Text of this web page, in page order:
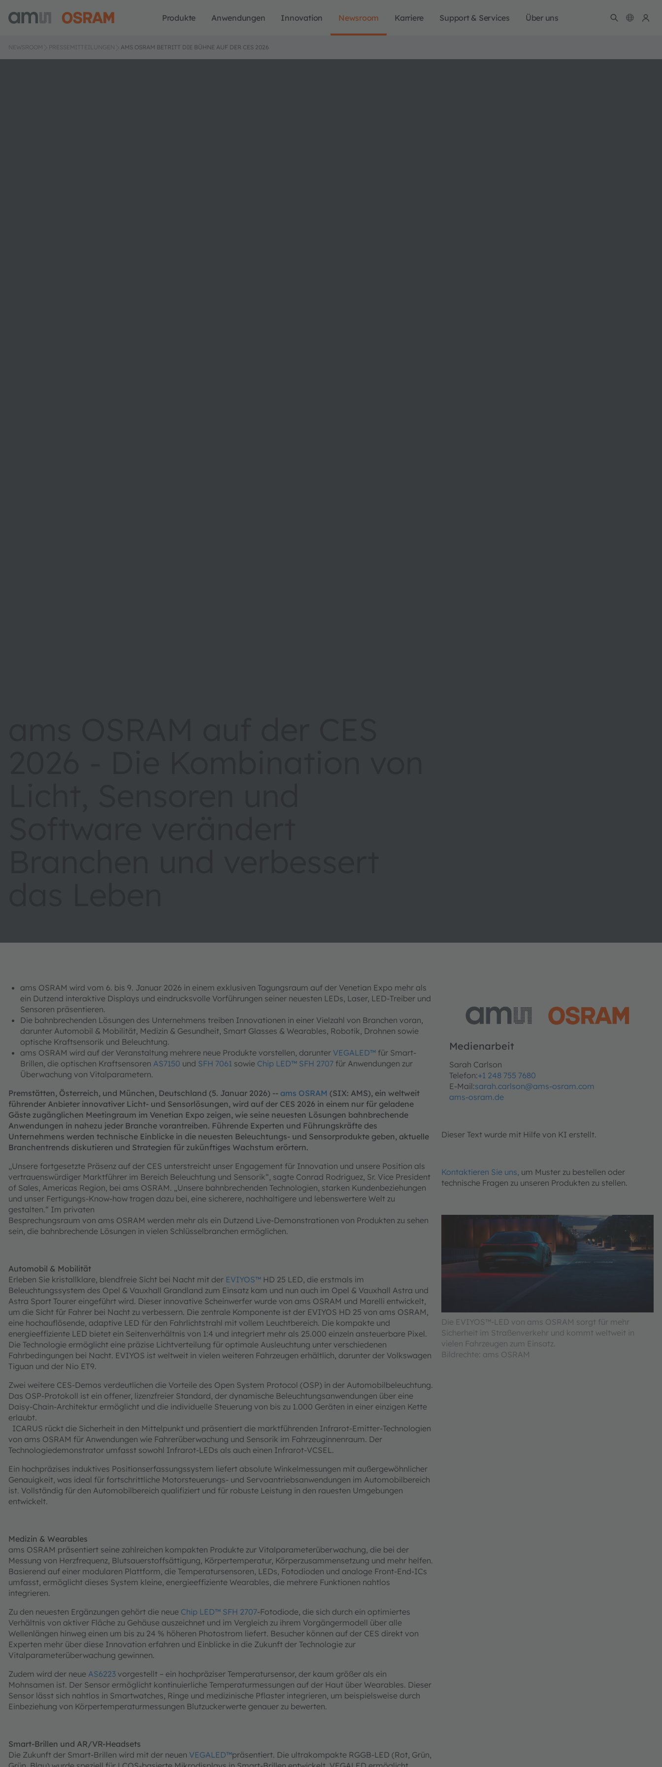
Produkte Anwendungen Innovation Newsroom Karriere Support & Services Über uns
NEWSROOM PRESSEMITTEILUNGEN AMS OSRAM BETRITT DIE BÜHNE AUF DER CES 2026
ams OSRAM wird vom 6. bis 9. Januar 2026 in einem exklusiven Tagungsraum auf der Venetian Expo mehr als
ein Dutzend interaktive Displays und eindrucksvolle Vorführungen seiner neuesten LEDs, Laser, LED-Treiber und
Sensoren präsentieren.
Die bahnbrechenden Lösungen des Unternehmens treiben Innovationen in einer Vielzahl von Branchen voran,
darunter Automobil & Mobilität, Medizin & Gesundheit, Smart Glasses & Wearables, Robotik, Drohnen sowie
optische Kraftsensorik und Beleuchtung.
ams OSRAM wird auf der Veranstaltung mehrere neue Produkte vorstellen, darunter VEGALED™ für Smart-
Brillen, die optischen Kraftsensoren AS7150 und SFH 7061 sowie Chip LED™ SFH 2707 für Anwendungen zur
Überwachung von Vitalparametern.
Premstätten, Österreich, und München, Deutschland (5. Januar 2026) -- ams OSRAM (SIX: AMS), ein weltweit
führender Anbieter innovativer Licht- und Sensorlösungen, wird auf der CES 2026 in einem nur für geladene
Gäste zugänglichen Meetingraum im Venetian Expo zeigen, wie seine neuesten Lösungen bahnbrechende
Anwendungen in nahezu jeder Branche vorantreiben. Führende Experten und Führungskräfte des
Unternehmens werden technische Einblicke in die neuesten Beleuchtungs- und Sensorprodukte geben, aktuelle
Branchentrends diskutieren und Strategien für zukünftiges Wachstum erörtern.
„Unsere fortgesetzte Präsenz auf der CES unterstreicht unser Engagement für Innovation und unsere Position als
vertrauenswürdiger Marktführer im Bereich Beleuchtung und Sensorik“, sagte Conrad Rodriguez, Sr. Vice President
of Sales, Americas Region, bei ams OSRAM. „Unsere bahnbrechenden Technologien, starken Kundenbeziehungen
und unser Fertigungs-Know-how tragen dazu bei, eine sicherere, nachhaltigere und lebenswertere Welt zu
gestalten.“ Im privaten
Besprechungsraum von ams OSRAM werden mehr als ein Dutzend Live-Demonstrationen von Produkten zu sehen
sein, die bahnbrechende Lösungen in vielen Schlüsselbranchen ermöglichen.
Automobil & Mobilität
Erleben Sie kristallklare, blendfreie Sicht bei Nacht mit der EVIYOS™ HD 25 LED, die erstmals im
Beleuchtungssystem des Opel & Vauxhall Grandland zum Einsatz kam und nun auch im Opel & Vauxhall Astra und
Astra Sport Tourer eingeführt wird. Dieser innovative Scheinwerfer wurde von ams OSRAM und Marelli entwickelt,
um die Sicht für Fahrer bei Nacht zu verbessern. Die zentrale Komponente ist der EVIYOS HD 25 von ams OSRAM,
eine hochauflösende, adaptive LED für den Fahrlichtstrahl mit vollem Leuchtbereich. Die kompakte und
energieeffiziente LED bietet ein Seitenverhältnis von 1:4 und integriert mehr als 25.000 einzeln ansteuerbare Pixel.
Die Technologie ermöglicht eine präzise Lichtverteilung für optimale Ausleuchtung unter verschiedenen
Fahrbedingungen bei Nacht. EVIYOS ist weltweit in vielen weiteren Fahrzeugen erhältlich, darunter der Volkswagen
Tiguan und der Nio ET9.
Zwei weitere CES-Demos verdeutlichen die Vorteile des Open System Protocol (OSP) in der Automobilbeleuchtung.
Das OSP-Protokoll ist ein offener, lizenzfreier Standard, der dynamische Beleuchtungsanwendungen über eine
Daisy-Chain-Architektur ermöglicht und die individuelle Steuerung von bis zu 1.000 Geräten in einer einzigen Kette
erlaubt.
ICARUS rückt die Sicherheit in den Mittelpunkt und präsentiert die marktführenden Infrarot-Emitter-Technologien
von ams OSRAM für Anwendungen wie Fahrerüberwachung und Sensorik im Fahrzeuginnenraum. Der
Technologiedemonstrator umfasst sowohl Infrarot-LEDs als auch einen Infrarot-VCSEL.
Ein hochpräzises induktives Positionserfassungssystem liefert absolute Winkelmessungen mit außergewöhnlicher
Genauigkeit, was ideal für fortschrittliche Motorsteuerungs- und Servoantriebsanwendungen im Automobilbereich
ist. Vollständig für den Automobilbereich qualifiziert und für robuste Leistung in den rauesten Umgebungen
entwickelt.
Medizin & Wearables
ams OSRAM präsentiert seine zahlreichen kompakten Produkte zur Vitalparameterüberwachung, die bei der
Messung von Herzfrequenz, Blutsauerstoffsättigung, Körpertemperatur, Körperzusammensetzung und mehr helfen.
Basierend auf einer modularen Plattform, die Temperatursensoren, LEDs, Fotodioden und analoge Front-End-ICs
umfasst, ermöglicht dieses System kleine, energieeffiziente Wearables, die mehrere Funktionen nahtlos
integrieren.
Zu den neuesten Ergänzungen gehört die neue Chip LED™ SFH 2707-Fotodiode, die sich durch ein optimiertes
Verhältnis von aktiver Fläche zu Gehäuse auszeichnet und im Vergleich zu ihrem Vorgängermodell über alle
Wellenlängen hinweg einen um bis zu 24 % höheren Photostrom liefert. Besucher können auf der CES direkt von
Experten mehr über diese Innovation erfahren und Einblicke in die Zukunft der Technologie zur
Vitalparameterüberwachung gewinnen.
Zudem wird der neue AS6223 vorgestellt – ein hochpräziser Temperatursensor, der kaum größer als ein
Mohnsamen ist. Der Sensor ermöglicht kontinuierliche Temperaturmessungen auf der Haut über Wearables. Dieser
Sensor lässt sich nahtlos in Smartwatches, Ringe und medizinische Pflaster integrieren, um beispielsweise durch
Einbeziehung von Körpertemperaturmessungen Blutzuckerwerte genauer zu bewerten.
Smart-Brillen und AR/VR-Headsets
Die Zukunft der Smart-Brillen wird mit der neuen VEGALED™präsentiert. Die ultrakompakte RGGB-LED (Rot, Grün,
Medienarbeit
Sarah Carlson
Telefon:+1 248 755 7680
E-Mail:sarah.carlson@ams-osram.com
ams-osram.de
Dieser Text wurde mit Hilfe von KI erstellt.
Kontaktieren Sie uns, um Muster zu bestellen oder
technische Fragen zu unseren Produkten zu stellen.
Die EVIYOS™-LED von ams OSRAM sorgt für mehr
Sicherheit im Straßenverkehr und kommt weltweit in
vielen Fahrzeugen zum Einsatz.
Bildrechte: ams OSRAM